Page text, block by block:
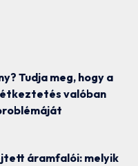
Tudja meg, hogy a
valóban
áramfalói: melyik